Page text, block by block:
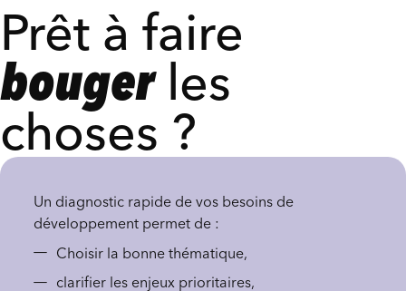
Prêt à faire
bougerles
choses ?
Un diagnostic rapide de vos besoins de
développement permet de :
Choisir la bonne thématique,
clarifier les enjeux prioritaires,